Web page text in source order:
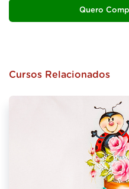
Quero
Cursos Relacionados